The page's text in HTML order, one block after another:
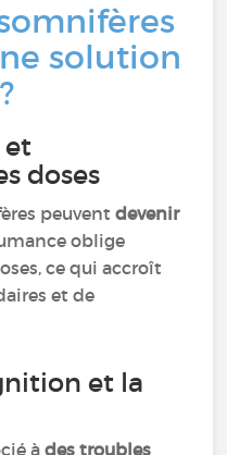
solution
et
doses
peuventdevenir
oblige
ce qui accroît
et de
et la
àdes troubles